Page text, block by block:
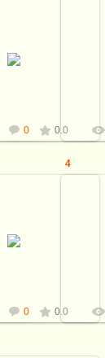
от С.Тихомирова,
129*27,5*4,5мм.
0 0.0
от С.Тихомирова,
129*27,5*4,5мм.
0 0.0
4